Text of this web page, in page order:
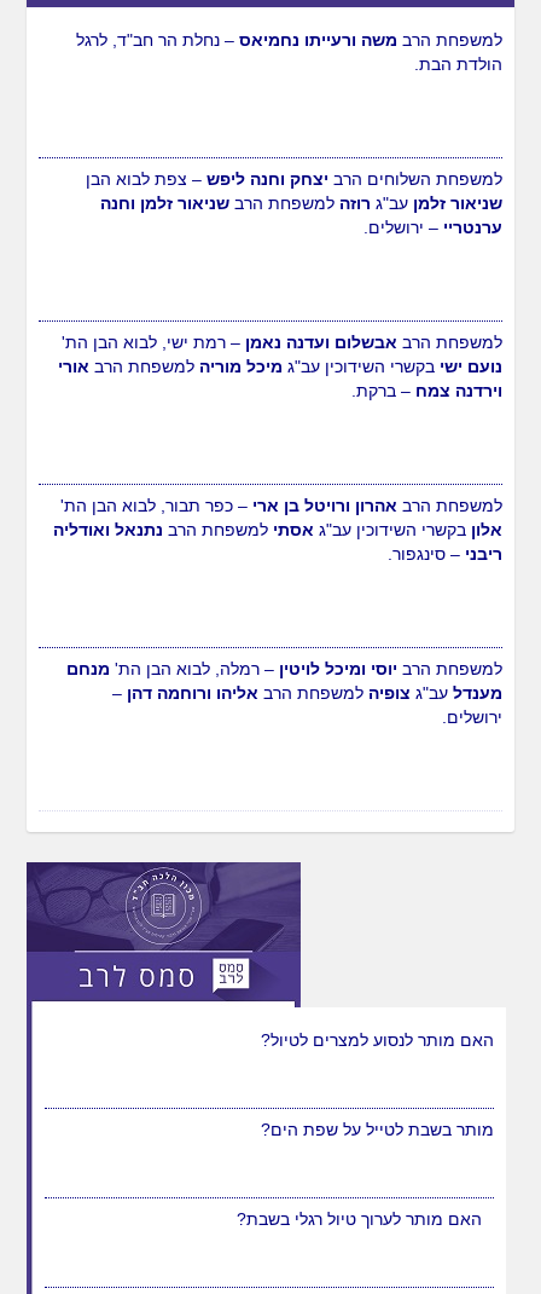
למשפחת הרב משה ורעייתו נחמיאס – נחלת הר חב"ד, לרגל
הולדת הבת.
למשפחת השלוחים הרב יצחק וחנה ליפש – צפת לבוא הבן
שניאור זלמן עב"ג רוזה למשפחת הרב שניאור זלמן וחנה
ערנטריי – ירושלים.
למשפחת הרב אבשלום ועדנה נאמן – רמת ישי, לבוא הבן הת'
נועם ישי בקשרי השידוכין עב"ג מיכל מוריה למשפחת הרב אורי
וירדנה צמח – ברקת.
למשפחת הרב אהרון ורויטל בן ארי – כפר תבור, לבוא הבן הת'
אלון בקשרי השידוכין עב"ג אסתי למשפחת הרב נתנאל ואודליה
ריבני – סינגפור.
למשפחת הרב יוסי ומיכל לויטין – רמלה, לבוא הבן הת' מנחם
מענדל עב"ג צופיה למשפחת הרב אליהו ורוחמה דהן –
ירושלים.
האם מותר לנסוע למצרים לטיול?
מותר בשבת לטייל על שפת הים?
האם מותר לערוך טיול רגלי בשבת?